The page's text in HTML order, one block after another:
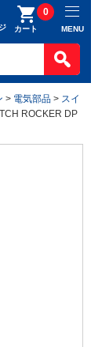
カート
0
MENU
> 電気部品 > スイ
ROCKER DP